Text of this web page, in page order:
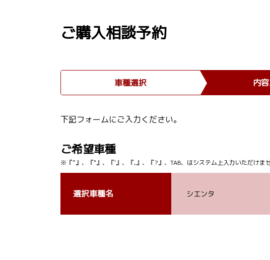
ご購入相談予約
車種選択 内
下記フォームにご入力ください。
ご希望車種
※『”』、『"』、『'』、『,』、『?』、TAB、はシステム上入力いただけま
選択車種名 シエンタ